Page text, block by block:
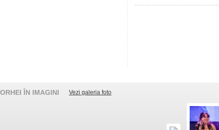
ORHEI ÎN IMAGINI Vezi galeria foto